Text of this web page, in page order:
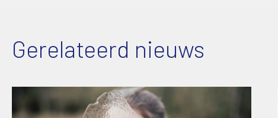
Gerelateerd nieuws